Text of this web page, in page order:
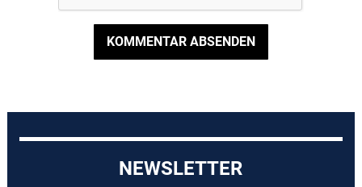
KOMMENTAR ABSENDEN
NEWSLETTER